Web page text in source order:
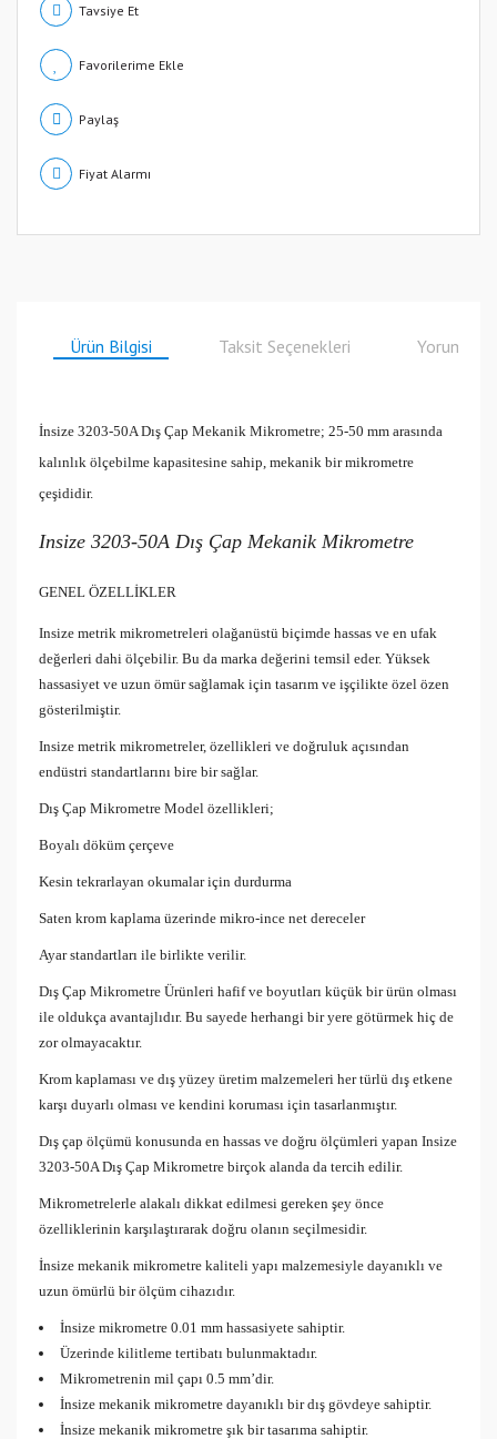
Tavsiye Et
Paylaş
Fiyat Alarmı
Ürün Bilgisi Taksit Seçenekleri Yorumlar
İnsize 3203-50A Dış Çap Mekanik Mikrometre; 25-50 mm arasında
kalınlık ölçebilme kapasitesine sahip, mekanik bir mikrometre
çeşididir.
Insize 3203-50A Dış Çap Mekanik Mikrometre
GENEL ÖZELLİKLER
Insize metrik mikrometreleri olağanüstü biçimde hassas ve en ufak
değerleri dahi ölçebilir. Bu da marka değerini temsil eder. Yüksek
hassasiyet ve uzun ömür sağlamak için tasarım ve işçilikte özel özen
gösterilmiştir.
Insize metrik mikrometreler, özellikleri ve doğruluk açısından
endüstri standartlarını bire bir sağlar.
Dış Çap Mikrometre Model özellikleri;
Boyalı döküm çerçeve
Kesin tekrarlayan okumalar için durdurma
Saten krom kaplama üzerinde mikro-ince net dereceler
Ayar standartları ile birlikte verilir.
Dış Çap Mikrometre Ürünleri hafif ve boyutları küçük bir ürün olması
ile oldukça avantajlıdır. Bu sayede herhangi bir yere götürmek hiç de
zor olmayacaktır.
Krom kaplaması ve dış yüzey üretim malzemeleri her türlü dış etkene
karşı duyarlı olması ve kendini koruması için tasarlanmıştır.
Dış çap ölçümü konusunda en hassas ve doğru ölçümleri yapan Insize
3203-50A Dış Çap Mikrometre birçok alanda da tercih edilir.
Mikrometrelerle alakalı dikkat edilmesi gereken şey önce
özelliklerinin karşılaştırarak doğru olanın seçilmesidir.
İnsize mekanik mikrometre kaliteli yapı malzemesiyle dayanıklı ve
uzun ömürlü bir ölçüm cihazıdır.
İnsize mikrometre 0.01 mm hassasiyete sahiptir.
Üzerinde kilitleme tertibatı bulunmaktadır.
Mikrometrenin mil çapı 0.5 mm’dir.
İnsize mekanik mikrometre dayanıklı bir dış gövdeye sahiptir.
İnsize mekanik mikrometre şık bir tasarıma sahiptir.